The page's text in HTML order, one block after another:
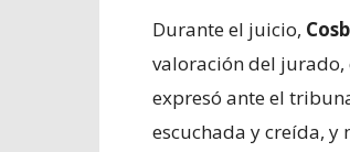
Durante el juicio,
valoración del
expresó ante el
escuchada y creída, y